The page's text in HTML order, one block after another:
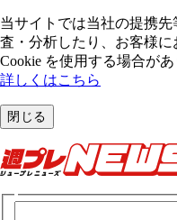
当サイトでは当社の提携
査・分析したり、お客様
Cookie を使⽤する場合があ
詳しくはこちら
閉じる